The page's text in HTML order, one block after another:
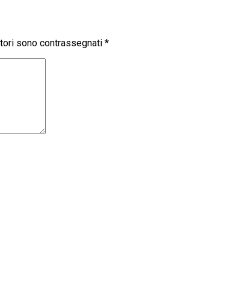
sono contrassegnati *